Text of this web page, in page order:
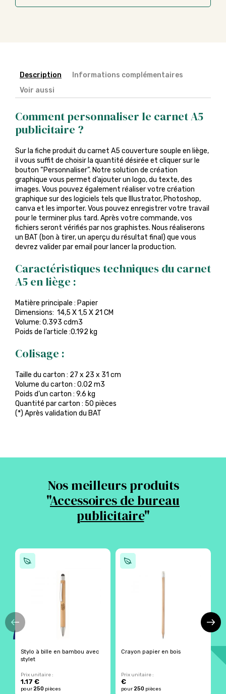
Description
Informations complémentaires
Voir aussi
Comment personnaliser le carnet A5
publicitaire ?
Sur la fiche produit du carnet A5 couverture souple en liège,
il vous suffit de choisir la quantité désirée et cliquer sur le
bouton “Personnaliser”. Notre solution de création
graphique vous permet d’ajouter un logo, du texte, des
images. Vous pouvez également réaliser votre création
graphique sur des logiciels tels que Illustrator, Photoshop,
canva et les importer. Vous pouvez enregistrer votre travail
pour le terminer plus tard. Après votre commande, vos
fichiers seront vérifiés par nos graphistes. Nous réaliserons
un BAT (bon à tirer, un aperçu du résultat final) que vous
devrez valider par email pour lancer la production.
Caractéristiques techniques du carnet
A5 en liège :
Matière principale : Papier
Dimensions: 14,5 X 1,5 X 21 CM
Volume: 0.393 cdm3
Poids de l’article :0.192 kg
Colisage :
Taille du carton : 27 x 23 x 31 cm
Volume du carton : 0.02 m3
Poids d’un carton : 9.6 kg
Quantité par carton : 50 pièces
(*) Après validation du BAT
Nos meilleurs produits
"Accessoires de bureau
publicitaire"
Stylo à bille en bambou avec
stylet
Prix unitaire :
1.17 €
pour250 pièces
Crayon papier en bois
Prix unitaire :
€
pour250 pièces